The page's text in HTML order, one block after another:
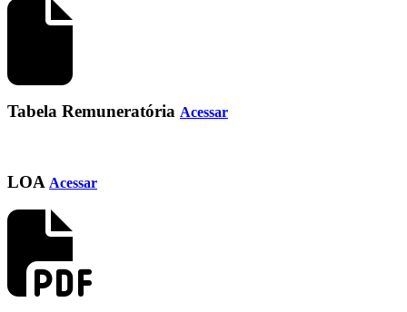
Tabela Remuneratória Acessar
LOA Acessar